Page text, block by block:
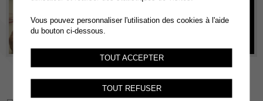
Vous pouvez personnaliser l'utilisation des cookies à l'aide
du bouton ci-dessous.
TOUT ACCEPTER
TOUT REFUSER